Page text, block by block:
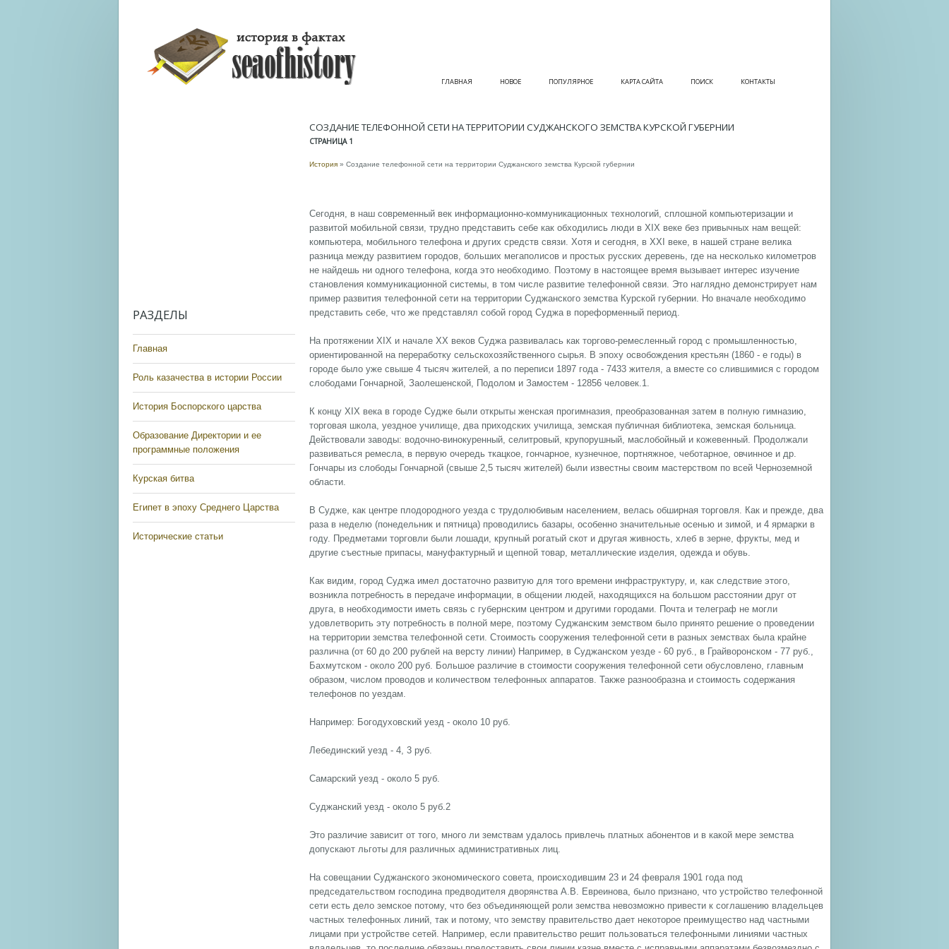
ГЛАВНАЯ НОВОЕ ПОПУЛЯРНОЕ КАРТА САЙТА ПОИСК КОНТАКТЫ
РАЗДЕЛЫ
Главная
Роль казачества в истории России
История Боспорского царства
Образование Директории и ее
программные положения
Курская битва
Египет в эпоху Среднего Царства
Исторические статьи
СОЗДАНИЕ ТЕЛЕФОННОЙ СЕТИ НА ТЕРРИТОРИИ CУДЖАНСКОГО ЗЕМСТВА КУРСКОЙ ГУБЕРНИИ
СТРАНИЦА 1
История » Создание телефонной сети на территории Cуджанского земства Курской губернии
Сегодня, в наш современный век информационно-коммуникационных технологий, сплошной компьютеризации и
развитой мобильной связи, трудно представить себе как обходились люди в XIX веке без привычных нам вещей:
компьютера, мобильного телефона и других средств связи. Хотя и сегодня, в XXI веке, в нашей стране велика
разница между развитием городов, больших мегаполисов и простых русских деревень, где на несколько километров
не найдешь ни одного телефона, когда это необходимо. Поэтому в настоящее время вызывает интерес изучение
становления коммуникационной системы, в том числе развитие телефонной связи. Это наглядно демонстрирует нам
пример развития телефонной сети на территории Суджанского земства Курской губернии. Но вначале необходимо
представить себе, что же представлял собой город Суджа в пореформенный период.
На протяжении XIX и начале XX веков Суджа развивалась как торгово-ремесленный город с промышленностью,
ориентированной на переработку сельскохозяйственного сырья. В эпоху освобождения крестьян (1860 - е годы) в
городе было уже свыше 4 тысяч жителей, а по переписи 1897 года - 7433 жителя, а вместе со слившимися с городом
слободами Гончарной, Заолешенской, Подолом и Замостем - 12856 человек.1.
К концу XIX века в городе Судже были открыты женская прогимназия, преобразованная затем в полную гимназию,
торговая школа, уездное училище, два приходских училища, земская публичная библиотека, земская больница.
Действовали заводы: водочно-винокуренный, селитровый, крупорушный, маслобойный и кожевенный. Продолжали
развиваться ремесла, в первую очередь ткацкое, гончарное, кузнечное, портняжное, чеботарное, овчинное и др.
Гончары из слободы Гончарной (свыше 2,5 тысяч жителей) были известны своим мастерством по всей Черноземной
области.
В Судже, как центре плодородного уезда с трудолюбивым населением, велась обширная торговля. Как и прежде, два
раза в неделю (понедельник и пятница) проводились базары, особенно значительные осенью и зимой, и 4 ярмарки в
году. Предметами торговли были лошади, крупный рогатый скот и другая живность, хлеб в зерне, фрукты, мед и
другие съестные припасы, мануфактурный и щепной товар, металлические изделия, одежда и обувь.
Как видим, город Суджа имел достаточно развитую для того времени инфраструктуру, и, как следствие этого,
возникла потребность в передаче информации, в общении людей, находящихся на большом расстоянии друг от
друга, в необходимости иметь связь с губернским центром и другими городами. Почта и телеграф не могли
удовлетворить эту потребность в полной мере, поэтому Суджанским земством было принято решение о проведении
на территории земства телефонной сети. Стоимость сооружения телефонной сети в разных земствах была крайне
различна (от 60 до 200 рублей на версту линии) Например, в Суджанском уезде - 60 руб., в Грайворонском - 77 руб.,
Бахмутском - около 200 руб. Большое различие в стоимости сооружения телефонной сети обусловлено, главным
образом, числом проводов и количеством телефонных аппаратов. Также разнообразна и стоимость содержания
телефонов по уездам.
Например: Богодуховский уезд - около 10 руб.
Лебединский уезд - 4, 3 руб.
Самарский уезд - около 5 руб.
Суджанский уезд - около 5 руб.2
Это различие зависит от того, много ли земствам удалось привлечь платных абонентов и в какой мере земства
допускают льготы для различных административных лиц.
На совещании Суджанского экономического совета, происходившим 23 и 24 февраля 1901 года под
председательством господина предводителя дворянства А.В. Евреинова, было признано, что устройство телефонной
сети есть дело земское потому, что без объединяющей роли земства невозможно привести к соглашению владельцев
частных телефонных линий, так и потому, что земству правительство дает некоторое преимущество над частными
лицами при устройстве сетей. Например, если правительство решит пользоваться телефонными линиями частных